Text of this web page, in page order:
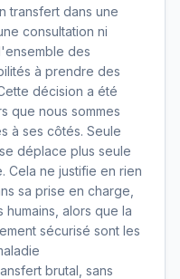
transfert dans une
consultation ni
des
à prendre des
décision a été
que nous sommes
à ses côtés. Seule
déplace plus seule
Cela ne justifie en rien
sa prise en charge,
alors que la
sécurisé sont les
brutal, sans